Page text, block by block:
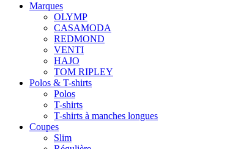
Marques
OLYMP
CASAMODA
REDMOND
VENTI
HAJO
TOM RIPLEY
Polos & T-shirts
Polos
T-shirts
T-shirts à manches longues
Coupes
Slim